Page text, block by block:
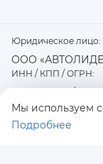
Мы используем
Подробнее
Юридическое лицо:
ООО
ИНН / КПП / ОГРН:
7726402915 /
Физический /
117556, город